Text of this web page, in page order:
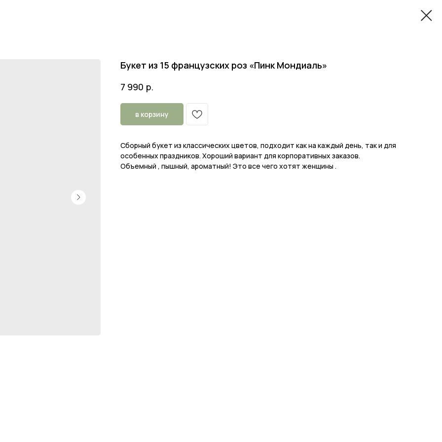
Букет из 15 французских роз «Пинк Мондиаль»
7 990 р.
в корзину
Сборный букет из классических цветов, подходит как на каждый день, так и для
особенных праздников. Хороший вариант для корпоративных заказов.
Объемный , пышный, ароматный! Это все чего хотят женщины .